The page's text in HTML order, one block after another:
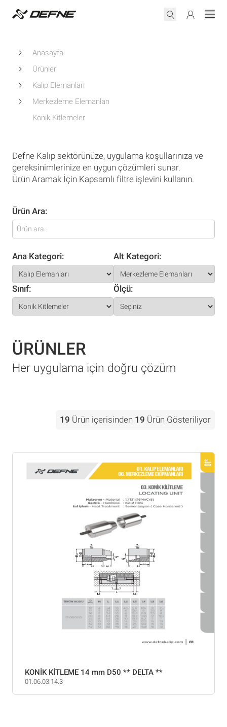
Anasayfa
Ürünler
Kalıp Elemanları
Merkezleme Elemanları
Konik Kitlemeler
Defne Kalıp sektörünüze, uygulama koşullarınıza ve
gereksinimlerinize en uygun çözümleri sunar.
Ürün Aramak İçin Kapsamlı filtre işlevini kullanın.
Ürün Ara:
Ana Kategori: Alt Kategori:
Sınıf: Ölçü:
ÜRÜNLER
Her uygulama için doğru çözüm
19 Ürün içerisinden 19 Ürün Gösteriliyor
KONİK KİTLEME 14 mm D50 ** DELTA **
01.06.03.14.3